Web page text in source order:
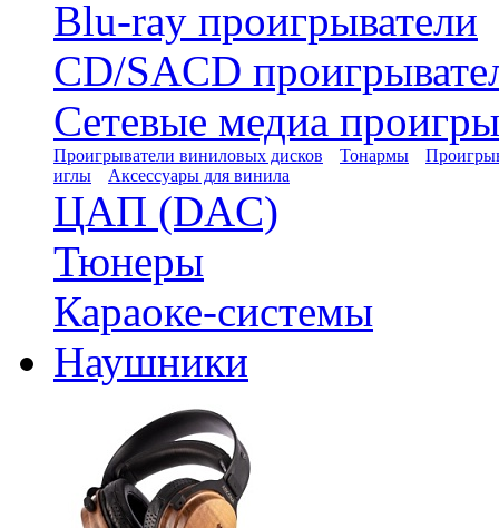
Blu-ray проигрыватели
CD/SACD
Сетевые медиа
Проигрыватели виниловых дисков Тонармы
иглы
Аксессуары для винила
ЦАП (DAC)
Тюнеры
Караоке-системы
Наушники